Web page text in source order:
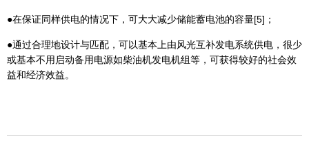
●在保证同样供电的情况下，可大大减少储能蓄电池的容量[5]；
●通过合理地设计与匹配，可以基本上由风光互补发电系统供电，很少
或基本不用启动备用电源如柴油机发电机组等，可获得较好的社会效
益和经济效益。